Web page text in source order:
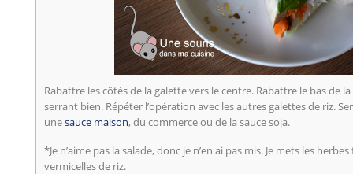
Rabattre les côtés de la galette vers le centre. Rabattre le bas de
serrant bien. Répéter l’opération avec les autres galettes de riz.
unesauce maison, du commerce ou de la sauce soja.
*Je n’aime pas la salade, donc je n’en ai pas mis. Je mets les
vermicelles de riz.